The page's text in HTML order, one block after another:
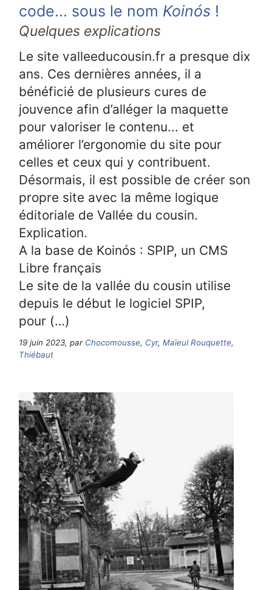
code... sous le nom Koinós !
Quelques explications
Le site valleeducousin.fr a presque dix
ans. Ces dernières années, il a
bénéficié de plusieurs cures de
jouvence afin d’alléger la maquette
pour valoriser le contenu... et
améliorer l’ergonomie du site pour
celles et ceux qui y contribuent.
Désormais, il est possible de créer son
propre site avec la même logique
éditoriale de Vallée du cousin.
Explication.
A la base de Koinós : SPIP, un CMS
Libre français
Le site de la vallée du cousin utilise
depuis le début le logiciel SPIP,
pour (…)
19 juin 2023, par Chocomousse, Cyr,Maïeul Rouquette,
Thiébaut